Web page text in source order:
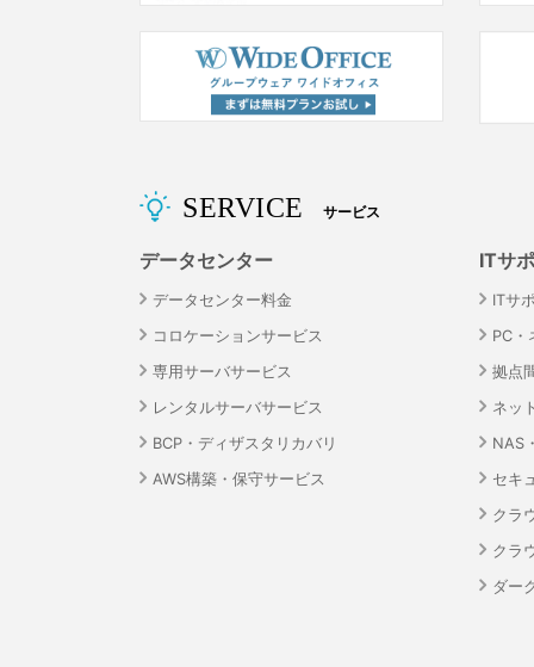
SERVICE サービス
データセンター
データセンター料金
コロケーションサービス
専用サーバサービス
レンタルサーバサービス
BCP・ディザスタリカバリ
AWS構築・保守サービス
ITサ
ITサ
PC・
拠点
ネッ
NAS
セキ
クラ
クラ
ダー